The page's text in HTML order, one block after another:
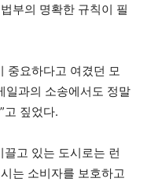
부의 명확한 규칙이 필
중요하다고 여겼던 모
일과의 소송에서도 정말
고 짚었다.
고 있는 도시로는 런
는 소비자를 보호하고